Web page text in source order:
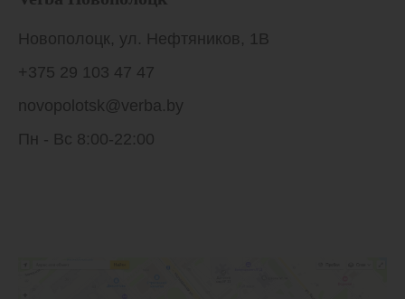
Новополоцк, ул. Нефтяников, 1В
+375 29 103 47 47
novopolotsk@verba.by
Пн - Вс 8:00-22:00